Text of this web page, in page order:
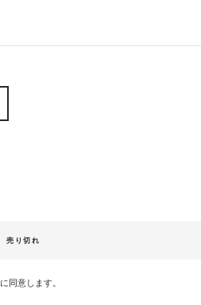
売り切れ
に同意します。